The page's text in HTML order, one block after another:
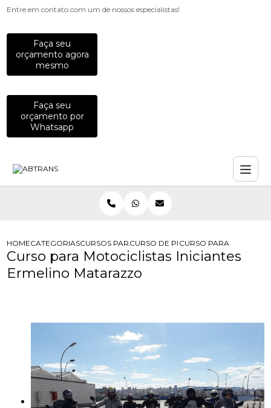
Entre em contato com um de nossos especialistas!
Faça seu
orçamento agora
mesmo
Faça seu
orçamento por
Whatsapp
HOMECATEGORIASCURSOS PARA MOTOCICLISTAS
CURSO DE PILOTAGEM PARA
CURSO PARA
Curso para Motociclistas Iniciantes
Ermelino Matarazzo